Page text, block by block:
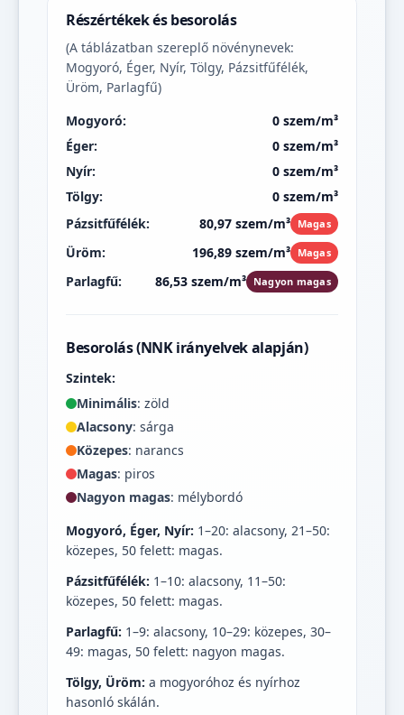
Részértékek és besorolás
(A táblázatban szereplő növénynevek:
Mogyoró, Éger, Nyír, Tölgy, Pázsitfűfélék,
Üröm, Parlagfű)
Mogyoró:
0 szem/m³
Éger:
0 szem/m³
Nyír:
0 szem/m³
Tölgy:
0 szem/m³
Pázsitfűfélék:
80,97 szem/m³ Magas
Üröm: 196,89 szem/m³ Magas
Parlagfű: 86,53 szem/m³ Nagyon magas
Besorolás (NNK irányelvek alapján)
Szintek:
Minimális: zöld
Alacsony: sárga
Közepes: narancs
Magas: piros
Nagyon magas: mélybordó
Mogyoró, Éger, Nyír: 1–20: alacsony, 21–50:
közepes, 50 felett: magas.
Pázsitfűfélék: 1–10: alacsony, 11–50:
közepes, 50 felett: magas.
Parlagfű: 1–9: alacsony, 10–29: közepes, 30–
49: magas, 50 felett: nagyon magas.
Tölgy, Üröm: a mogyoróhoz és nyírhoz
hasonló skálán.